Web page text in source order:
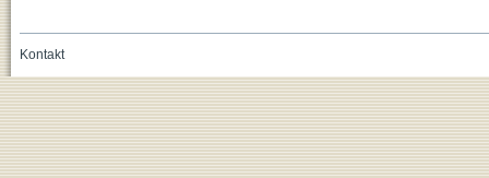
Kontakt